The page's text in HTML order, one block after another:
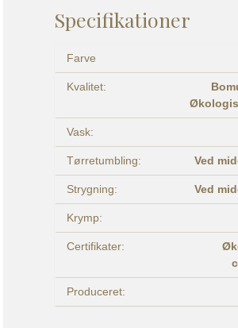
Specifikationer
Farve
Kvalitet:
Vask:
Tørretumbling: Ved
Strygning: Ved
Krymp:
Certifikater:
Produceret: